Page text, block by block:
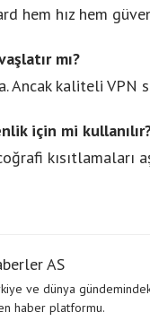
hem hız hem
mı?
Ancak kaliteli
için mi
coğrafi
AS
ve dünya
haber platformu.